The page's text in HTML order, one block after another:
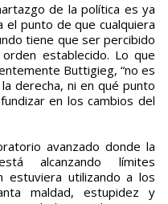
de la política es ya
punto de que cualquiera
tiene que ser percibido
establecido. Lo que
Buttigieg, “no es
derecha, ni en qué punto
en los cambios del
avanzado donde la
alcanzando límites
estuviera utilizando a los
maldad, estupidez y